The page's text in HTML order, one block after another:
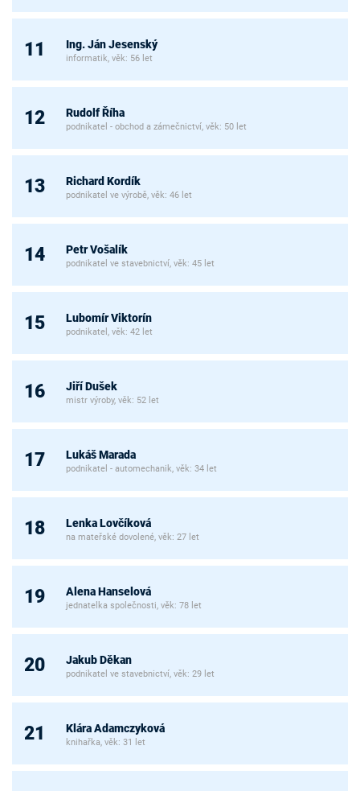
11 Ing. Ján Jesenský
informatik, věk: 56 let
12 Rudolf Říha
podnikatel - obchod a zámečnictví, věk: 50 let
13 Richard Kordík
podnikatel ve výrobě, věk: 46 let
14 Petr Vošalík
podnikatel ve stavebnictví, věk: 45 let
15 Lubomír Viktorín
podnikatel, věk: 42 let
16 Jiří Dušek
mistr výroby, věk: 52 let
17 Lukáš Marada
podnikatel - automechanik, věk: 34 let
18 Lenka Lovčíková
na mateřské dovolené, věk: 27 let
19 Alena Hanselová
jednatelka společnosti, věk: 78 let
20 Jakub Děkan
podnikatel ve stavebnictví, věk: 29 let
21 Klára Adamczyková
knihařka, věk: 31 let